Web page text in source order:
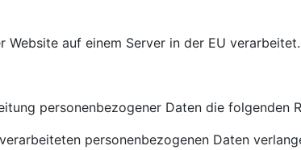
Website auf einem Server in der EU verarbeitet.
personenbezogener Daten die folgenden
personenbezogenen Daten